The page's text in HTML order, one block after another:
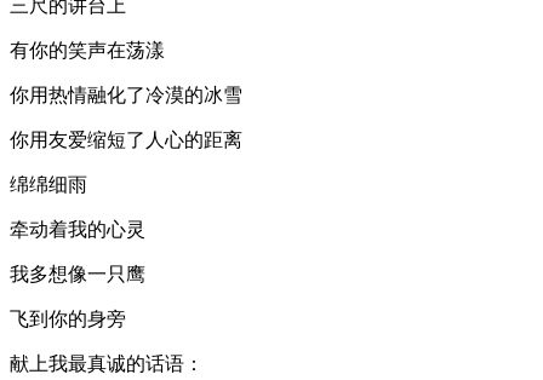
三尺的讲台上
有你的笑声在荡漾
你用热情融化了冷漠的冰雪
你用友爱缩短了人心的距离
绵绵细雨
牵动着我的心灵
我多想像一只鹰
飞到你的身旁
献上我最真诚的话语：